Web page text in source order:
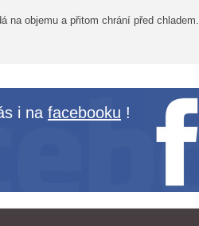
na objemu a přitom chrání před chladem.
i na facebooku !